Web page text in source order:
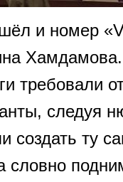
и номер
Хамдамова.
требовали
следуя
создать ту
словно